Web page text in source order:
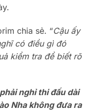
chia sẻ. “Cậu ấy
có điều gì đó
kiểm tra để biết rõ
nghỉ thi đấu dài
Nha không đưa ra